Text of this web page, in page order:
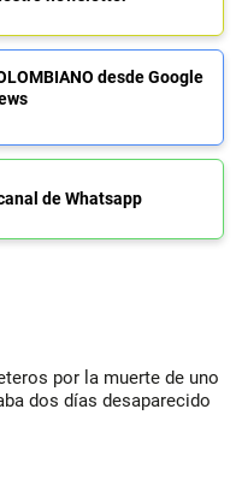
desde Google
de Whatsapp
por la muerte de uno
dos días desaparecido